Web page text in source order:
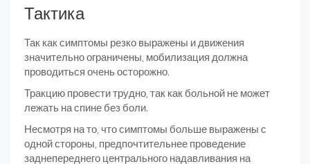
Тактика
Так как симптомы резко выражены и движения
значительно ограничены, мобилизация должна
проводиться очень осторожно.
Тракцию провести трудно, так как больной не может
лежать на спине без боли.
Несмотря на то, что симптомы больше выражены с
одной стороны, предпочтительнее проведение
заднепереднего центрального надавливания на